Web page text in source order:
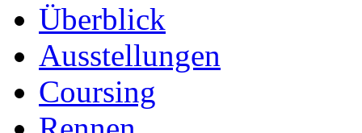
Überblick
Ausstellungen
Coursing